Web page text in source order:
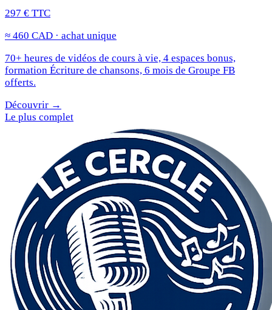
297 € TTC
≈ 460 CAD · achat unique
70+ heures de vidéos de cours à vie, 4 espaces bonus,
formation Écriture de chansons, 6 mois de Groupe FB
offerts.
Découvrir →
Le plus complet